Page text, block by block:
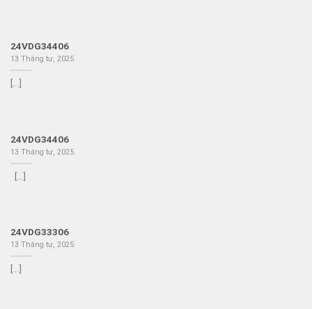
24VDG34406
13 Tháng tư, 2025
[...]
24VDG34406
13 Tháng tư, 2025
[...]
24VDG33306
13 Tháng tư, 2025
[...]